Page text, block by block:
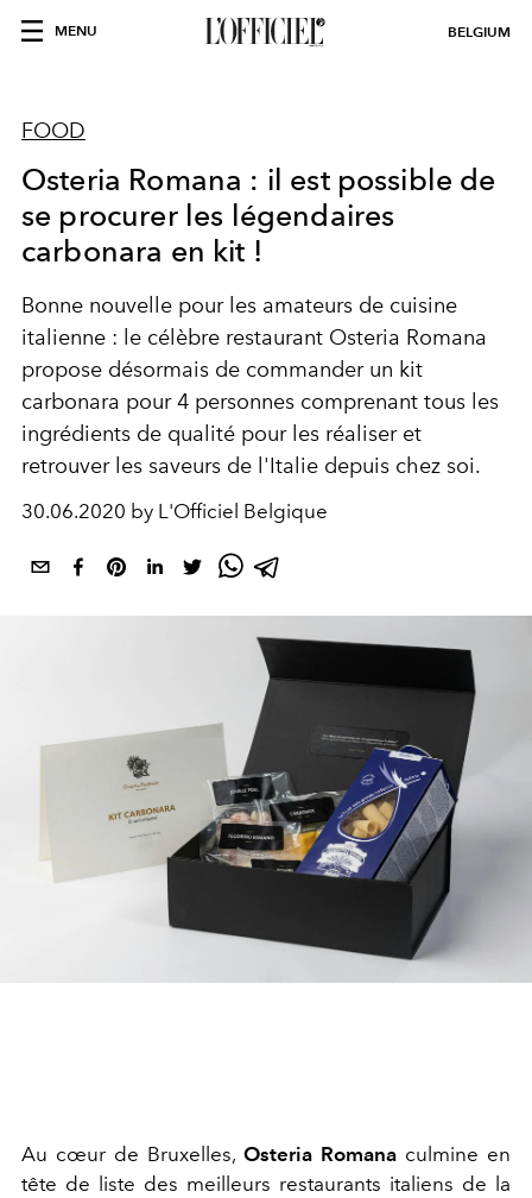
MENU BELGIUM
FOOD
Osteria Romana : il est possible de
se procurer les légendaires
carbonara en kit !
Bonne nouvelle pour les amateurs de cuisine
italienne : le célèbre restaurant Osteria Romana
propose désormais de commander un kit
carbonara pour 4 personnes comprenant tous les
ingrédients de qualité pour les réaliser et
retrouver les saveurs de l'Italie depuis chez soi.
30.06.2020 by L'Officiel Belgique
Au cœur de Bruxelles, Osteria Romana culmine en
tête de liste des meilleurs restaurants italiens de la